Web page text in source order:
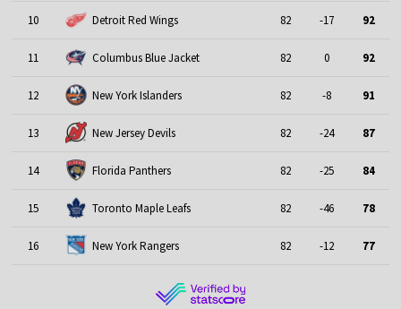
10 Detroit Red Wings 82 -17 92
11 Columbus Blue Jacket 82 0 92
12 New York Islanders 82 -8 91
13 New Jersey Devils 82 -24 87
14 Florida Panthers 82 -25 84
15 Toronto Maple Leafs 82 -46 78
16 New York Rangers 82 -12 77